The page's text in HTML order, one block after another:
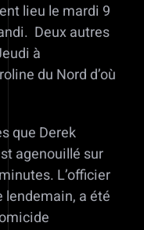
lieu le mardi 9
Deux autres
à
du Nord d’où
que Derek
agenouillé sur
L’officier
lendemain, a été